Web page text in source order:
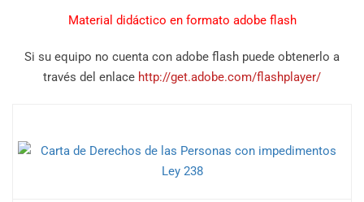
Material didáctico en formato adobe flash
Si su equipo no cuenta con adobe flash puede obtenerlo a
través del enlace http://get.adobe.com/flashplayer/